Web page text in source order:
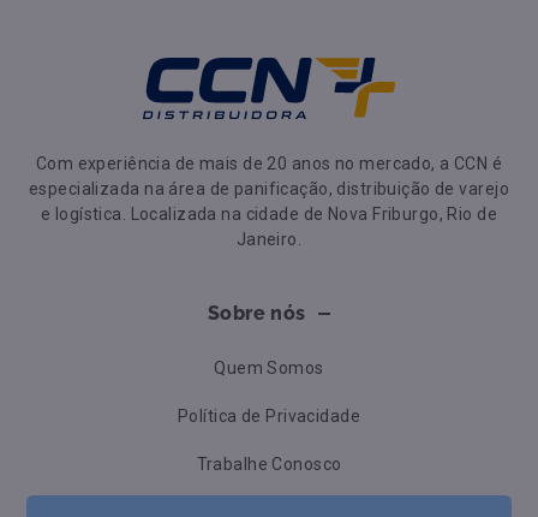
Com experiência de mais de 20 anos no mercado, a CCN é
especializada na área de panificação, distribuição de varejo
e logística. Localizada na cidade de Nova Friburgo, Rio de
Janeiro.
Sobre nós
Quem Somos
Política de Privacidade
Trabalhe Conosco